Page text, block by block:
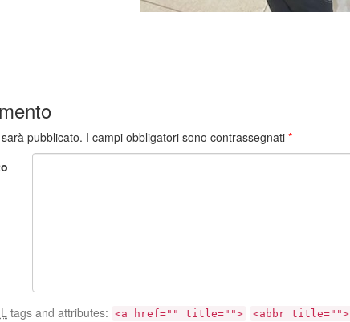
pubblicato. I campi obbligatori sono contrassegnati *
tags and attributes: <a href="" title=""> <abbr title="">